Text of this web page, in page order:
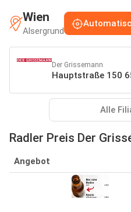
Wien
Alsergrund
Der Grissemann
Hauptstraße 150
Alle
Radler Preis Der
Angebot